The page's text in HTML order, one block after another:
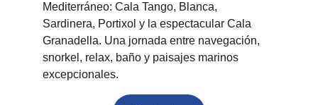
Mediterráneo: Cala Tango, Blanca,
Sardinera, Portixol y la espectacular Cala
Granadella. Una jornada entre navegación,
snorkel, relax, baño y paisajes marinos
excepcionales.